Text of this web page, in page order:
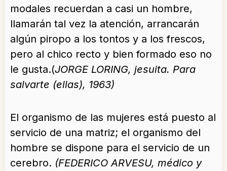
modales recuerdan a casi un hombre,
llamarán tal vez la atención, arrancarán
algún piropo a los tontos y a los frescos,
pero al chico recto y bien formado eso no
le gusta.(JORGE LORING, jesuita. Para
salvarte (ellas), 1963)
El organismo de las mujeres está puesto al
servicio de una matriz; el organismo del
hombre se dispone para el servicio de un
cerebro. (FEDERICO ARVESU, médico y